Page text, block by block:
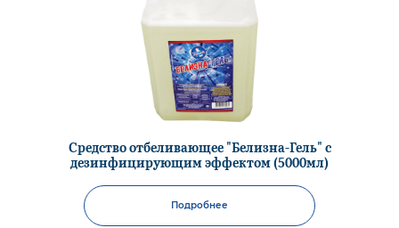
Средство отбеливающее "Белизна-Гель" с
дезинфицирующим эффектом (5000мл)
Подробнее